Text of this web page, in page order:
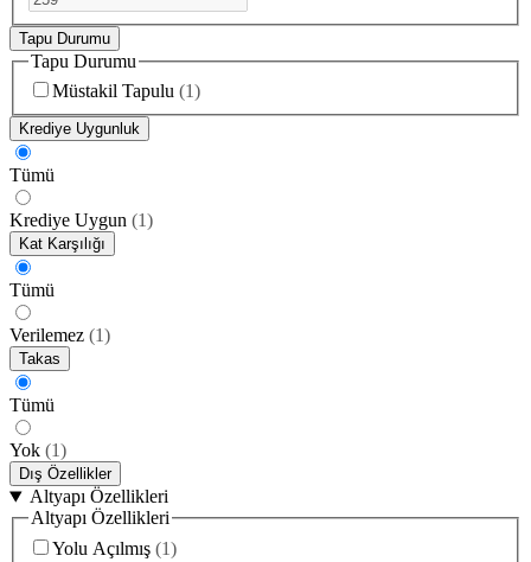
Tapu Durumu
Tapu Durumu
Müstakil Tapulu (1)
Krediye Uygunluk
Tümü
Krediye Uygun (1)
Kat Karşılığı
Tümü
Verilemez (1)
Takas
Tümü
Yok (1)
Dış Özellikler
Altyapı Özellikleri
Altyapı Özellikleri
Yolu Açılmış (1)